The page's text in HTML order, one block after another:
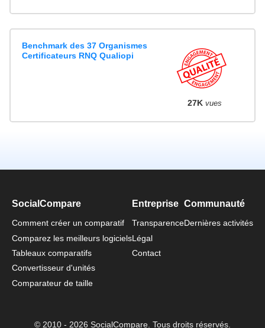
Benchmark des 37 Organismes
Certificateurs RNQ Qualiopi
27K vues
SocialCompare
Comment créer un comparatif
Comparez les meilleurs logiciels
Tableaux comparatifs
Convertisseur d'unités
Comparateur de taille
Entreprise
Transparence
Légal
Contact
Communauté
Dernières activités
© 2010 - 2026 SocialCompare. Tous droits réservés.